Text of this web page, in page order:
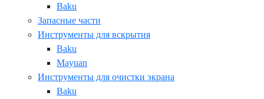
Baku
Запасные части
Инструменты для вскрытия
Baku
Mayuan
Инструменты для очистки экрана
Baku